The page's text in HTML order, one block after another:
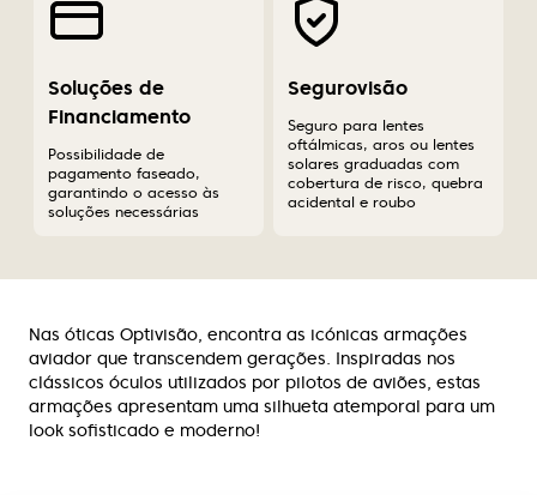
Soluções de
Financiamento
Possibilidade de
pagamento faseado,
garantindo o acesso às
soluções necessárias
Segurovisão
Seguro para lentes
oftálmicas, aros ou lentes
solares graduadas com
cobertura de risco, quebra
acidental e roubo
Nas óticas Optivisão, encontra as icónicas armações
aviador que transcendem gerações. Inspiradas nos
clássicos óculos utilizados por pilotos de aviões, estas
armações apresentam uma silhueta atemporal para um
look sofisticado e moderno!